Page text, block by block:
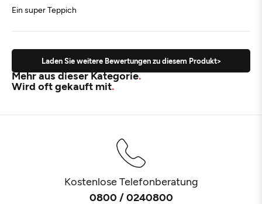
Ein super Teppich
Laden Sie weitere Bewertungen zu diesem Produkt>
Mehr aus dieser Kategorie
Wird oft gekauft mit
Kostenlose Telefonberatung
0800 / 0240800